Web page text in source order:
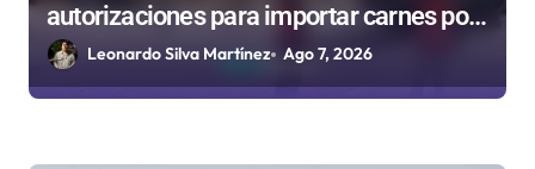
autorizaciones para importar carnes por
Paso Jama
Leonardo Silva Martínez Ago 7, 2026